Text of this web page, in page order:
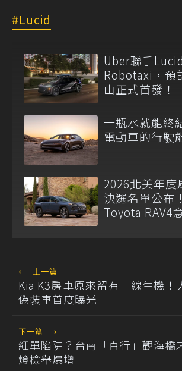
Lucid
Uber聯手
Robotaxi，預
山正式首發！
一瓶水就能終
電動車的行駛
2026北美年度
決選名單公布
Toyota RAV4
← 上一篇
Kia K3房車原來留有一線生機！
偽裝車首度曝光
下一篇 →
紅單陷阱？台南「直行」觀海橋
燈檢舉爆增